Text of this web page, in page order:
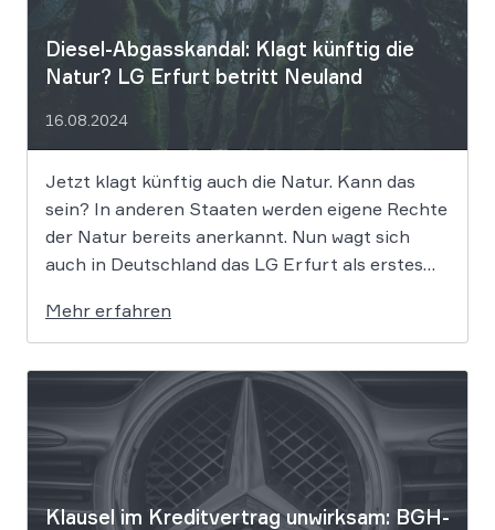
Diesel-Abgasskandal: Klagt künftig die
Natur? LG Erfurt betritt Neuland
16.08.2024
Jetzt klagt künftig auch die Natur. Kann das
sein? In anderen Staaten werden eigene Rechte
der Natur bereits anerkannt. Nun wagt sich
auch in Deutschland das LG Erfurt als erstes
Neuland. Und das ausgerechnet in einem Diesel-
Abgasskandal-Fall – den Käufer eines BMW […]
Mehr erfahren
Klausel im Kre­dit­ver­trag unwirksam: BGH-